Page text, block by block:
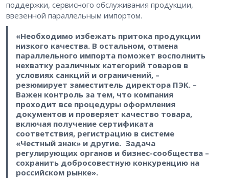
поддержки, сервисного обслуживания продукции,
ввезенной параллельным импортом.
«Необходимо избежать притока продукции
низкого качества. В остальном, отмена
параллельного импорта поможет восполнить
нехватку различных категорий товаров в
условиях санкций и ограничений, –
резюмирует заместитель директора ПЭК. –
Важен контроль за тем, что компания
проходит все процедуры оформления
документов и проверяет качество товара,
включая получение сертификата
соответствия, регистрацию в системе
«Честный знак» и другие. Задача
регулирующих органов и бизнес-сообщества –
сохранить добросовестную конкуренцию на
российском рынке».